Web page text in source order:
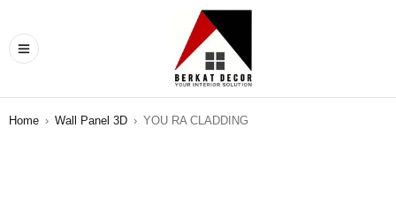
Home › Wall Panel 3D › YOU RA CLADDING